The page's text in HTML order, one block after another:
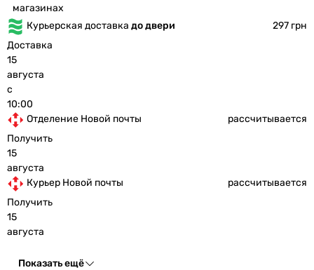
магазинах
Курьерская доставка до двери
297 грн
Доставка
15
августа
с
10:00
Отделение Новой почты
рассчитывается
Получить
15
августа
Курьер Новой почты
рассчитывается
Получить
15
августа
Показать ещё